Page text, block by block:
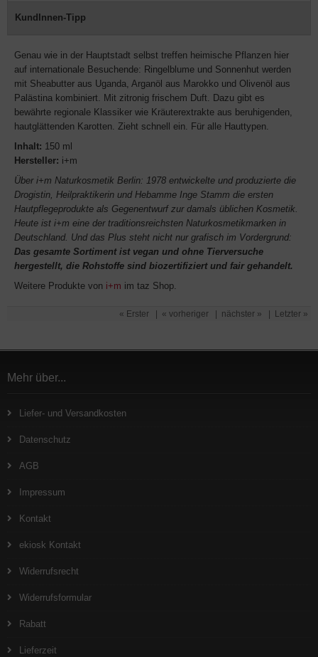
KundInnen-Tipp
Genau wie in der Hauptstadt selbst treffen heimische Pflanzen hier
auf internationale Besuchende: Ringelblume und Sonnenhut werden
mit Sheabutter aus Uganda, Arganöl aus Marokko und Olivenöl aus
Palästina kombiniert. Mit zitronig frischem Duft. Dazu gibt es
bewährte regionale Klassiker wie Kräuterextrakte aus beruhigenden,
hautglättenden Karotten. Zieht schnell ein. Für alle Hauttypen.
Inhalt: 150 ml
Hersteller: i+m
Über i+m Naturkosmetik Berlin: 1978 entwickelte und produzierte die
Drogistin, Heilpraktikerin und Hebamme Inge Stamm die ersten
Hautpflegeprodukte als Gegenentwurf zur damals üblichen Kosmetik.
Heute ist i+m eine der traditionsreichsten Naturkosmetikmarken in
Deutschland. Und das Plus steht nicht nur grafisch im Vordergrund:
Das gesamte Sortiment ist vegan und ohne Tierversuche
hergestellt, die Rohstoffe sind biozertifiziert und fair gehandelt.
Weitere Produkte von i+m im taz Shop.
« Erster « vorheriger nächster » Letzter »
Mehr über...
Liefer- und Versandkosten
Datenschutz
AGB
Impressum
Kontakt
ekiosk Kontakt
Widerrufsrecht
Widerrufsformular
Rabatt
Lieferzeit